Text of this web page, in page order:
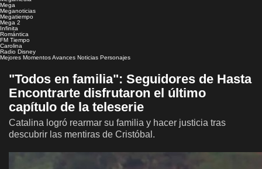
Mega
Meganoticias
Megatiempo
Mega 2
Infinita
Romántica
FM Tiempo
Carolina
Radio Disney
Mejores MomentosAvances Noticias Personajes
"Todos en familia": Seguidores de Hasta
Encontrarte disfrutaron el último
capítulo de la teleserie
Catalina logró rearmar su familia y hacer justicia tras
descubrir las mentiras de Cristóbal.